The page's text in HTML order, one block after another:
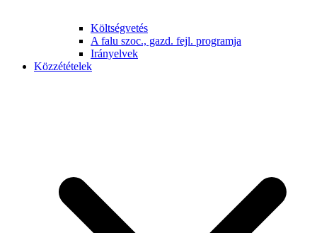
Költségvetés
A falu szoc., gazd. fejl. programja
Irányelvek
Közzétételek